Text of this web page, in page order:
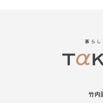
竹内